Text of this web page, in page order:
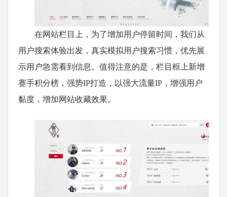
在网站栏目上，为了增加用户停留时间，我们从
用户搜索体验出发，真实模拟用户搜索习惯，优先展
示用户急需看到信息。值得注意的是，栏目框上新增
赛手积分榜，强势IP打造，以强大流量IP，增强用户
黏度，增加网站收藏效果。